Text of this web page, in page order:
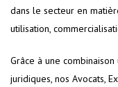
dans le secteur en
utilisation,
Grâce à une
juridiques, nos Avocats,